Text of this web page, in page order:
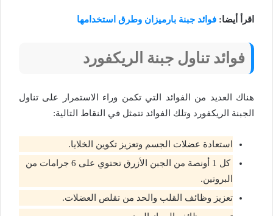
اقرأ أيضا: فوائد جبنة بارميزان وطرق استخدامها
فوائد تناول جبنة الريكفورد
هناك العديد من الفوائد التي تكمن وراء الاستمرار على تناول
الجبنة الريكفورد وتلك الفوائد تتمثل في النقاط التالية:
استعادة عضلات الجسم وتعزيز تكوين الخلايا.
كل 1 أونصة من الجبن الأزرق تحتوي على 6 جرامات من
البروتين.
تعزيز وظائف القلب والحد من تقلص العضلات.